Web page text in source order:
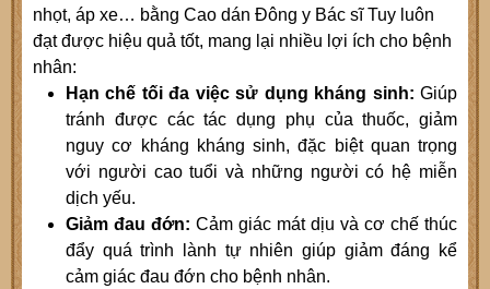
nhọt, áp xe… bằng Cao dán Đông y Bác sĩ Tuy luôn
đạt được hiệu quả tốt, mang lại nhiều lợi ích cho bệnh
nhân:
Hạn chế tối đa việc sử dụng kháng sinh: Giúp
tránh được các tác dụng phụ của thuốc, giảm
nguy cơ kháng kháng sinh, đặc biệt quan trọng
với người cao tuổi và những người có hệ miễn
dịch yếu.
Giảm đau đớn: Cảm giác mát dịu và cơ chế thúc
đẩy quá trình lành tự nhiên giúp giảm đáng kể
cảm giác đau đớn cho bệnh nhân.